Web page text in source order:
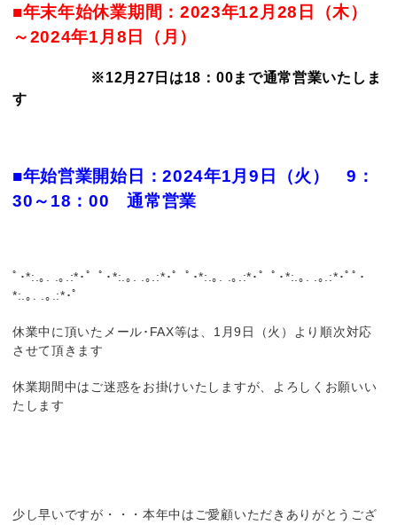
■年末年始休業期間：2023年12月28日（木）
～2024年1月8日（月）
※12月27日は18：00まで通常営業いたしま
す
■年始営業開始日：2024年1月9日（火） 9：
30～18：00 通常営業
ﾟ･*:.｡. .｡.:*･゜ﾟ･*:.｡. .｡.:*･゜ﾟ･*:.｡. .｡.:*･゜ﾟ･*:.｡. .｡.:*･ﾟﾟ･
*:.｡. .｡.:*･゜
休業中に頂いたメール･FAX等は、1月9日（火）より順次対応
させて頂きます
休業期間中はご迷惑をお掛けいたしますが、よろしくお願いい
たします
少し早いですが・・・本年中はご愛顧いただきありがとうござ